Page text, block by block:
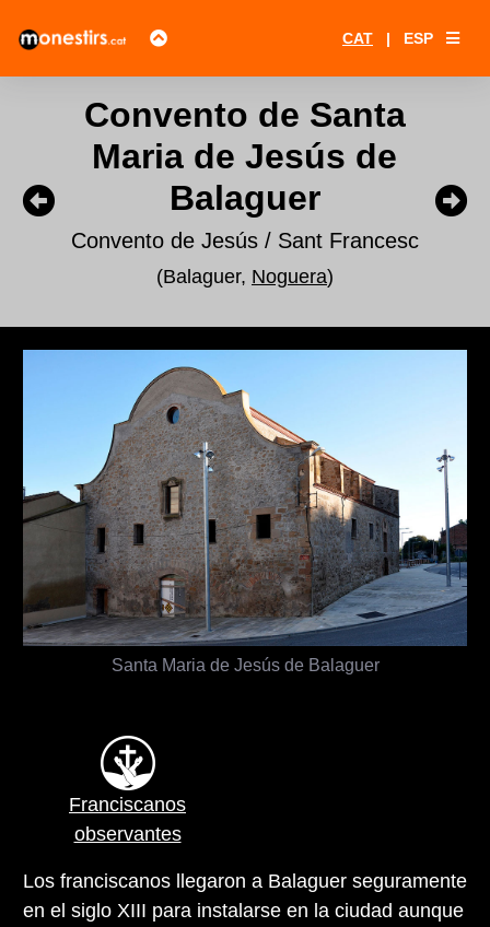
CAT | ESP
Convento de Santa
Maria de Jesús de
Balaguer
Convento de Jesús / Sant Francesc
(Balaguer, Noguera)
Santa Maria de Jesús de Balaguer
Franciscanos
observantes
Los franciscanos llegaron a Balaguer seguramente
en el siglo XIII para instalarse en la ciudad aunque